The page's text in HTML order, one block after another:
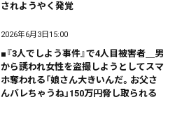
されようやく発覚
2026年6月3日15:00
■『3人でしよう事件』で4人目被害者＿男
から誘われ女性を盗撮しようとしてスマ
ホ奪われる「娘さん大きいんだ。お父さ
んバレちゃうね」150万円脅し取られる